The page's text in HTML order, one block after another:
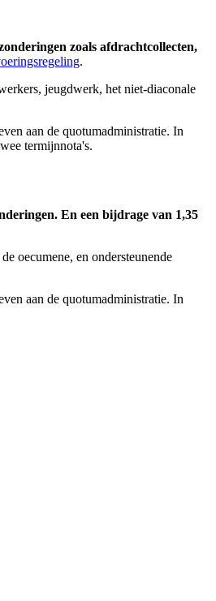
zoals afdrachtcollecten,
.
jeugdwerk, het niet-diaconale
aan de quotumadministratie. In
termijnnota's.
En een bijdrage van 1,35
oecumene, en ondersteunende
aan de quotumadministratie. In